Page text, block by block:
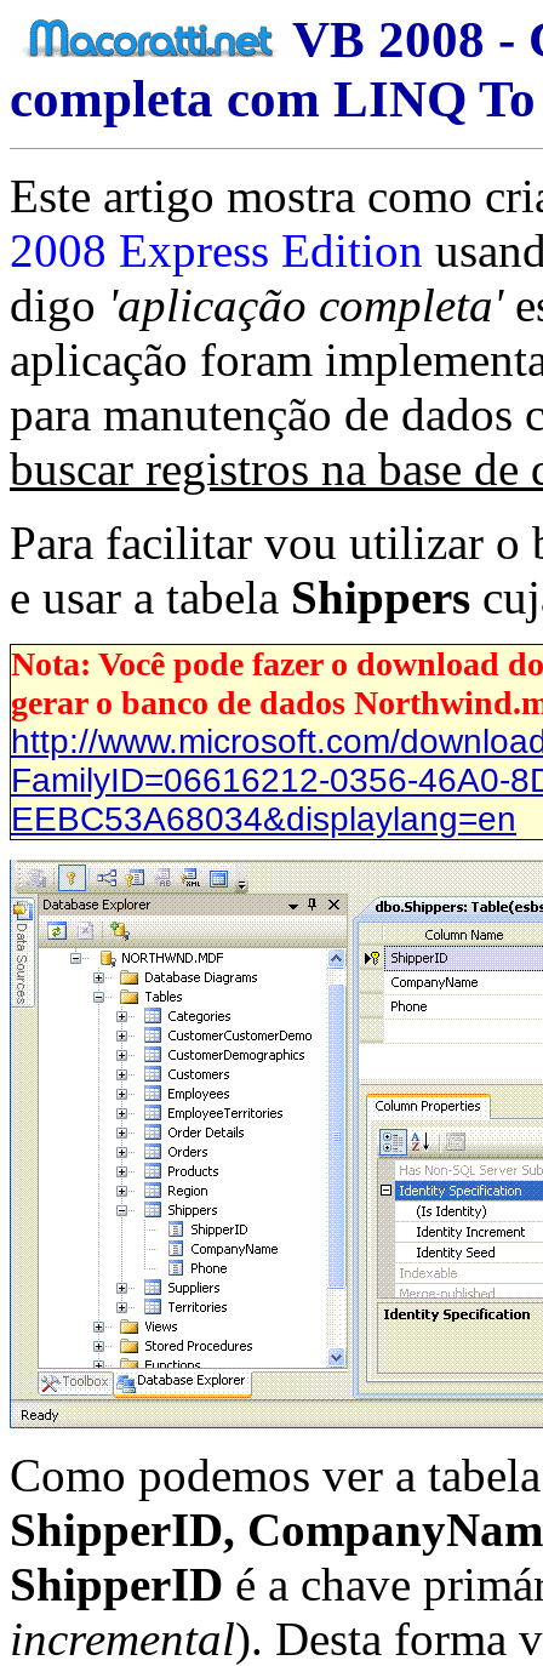
VB 2008 -
completa com LINQ
Este artigo mostra como
2008 Express Edition
digo 'aplicação completa'
aplicação foram
para manutenção de dados
buscar registros na base de
Para facilitar vou utilizar o
e usar a tabela Shippers
Nota: Você pode fazer o download
gerar o banco de dados
http://www.microsoft.com/
FamilyID=06616212-0356-46A0-
EEBC53A68034&displaylang=en
Como podemos ver a
ShipperID,
ShipperID é a chave
incremental). Desta forma